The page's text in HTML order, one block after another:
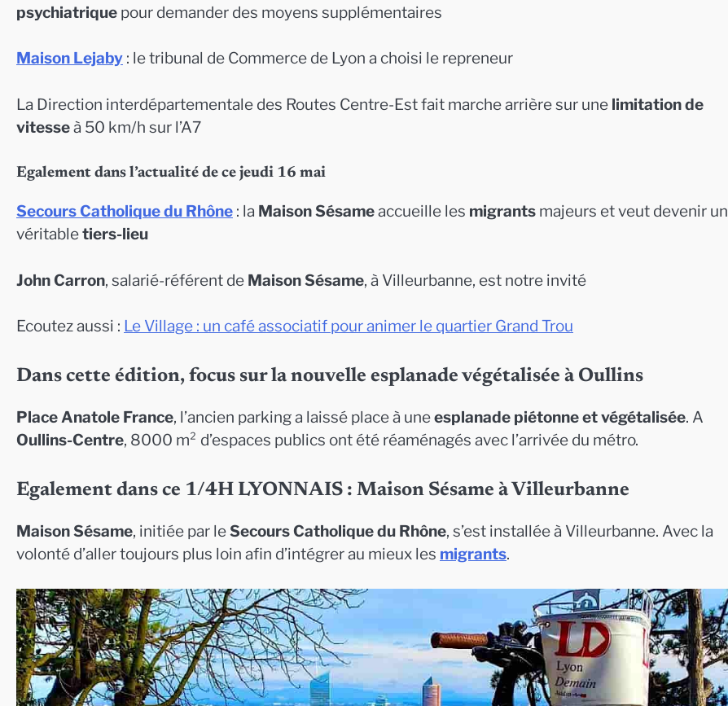
psychiatrique pour demander des moyens supplémentaires
Maison Lejaby : le tribunal de Commerce de Lyon a choisi le repreneur
La Direction interdépartementale des Routes Centre-Est fait marche arrière sur une limitation de
vitesseà 50 km/h sur l’A7
Egalement dans l’actualité de ce jeudi 16 mai
Secours Catholique du Rhône : la Maison Sésameaccueille les migrants majeurs et veut devenir un
véritabletiers-lieu
John Carron, salarié-référent de Maison Sésame, à Villeurbanne, est notre invité
Ecoutez aussi : Le Village : un café associatif pour animer le quartier Grand Trou
Dans cette édition, focus sur la nouvelle esplanade végétalisée à Oullins
Place Anatole France, l’ancien parking a laissé place à uneesplanade piétonne et végétalisée. A
Oullins-Centre, 8000 m² d’espaces publics ont été réaménagés avec l’arrivée du métro.
Egalement dans ce 1/4H LYONNAIS : Maison Sésame à Villeurbanne
Maison Sésame, initiée par leSecours Catholique du Rhône, s’est installée à Villeurbanne. Avec la
volonté d’aller toujours plus loin afin d’intégrer au mieux les migrants.